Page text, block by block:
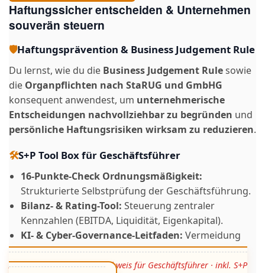
Haftungssicher entscheiden & Unternehmen
souverän steuern
🛡️Haftungsprävention & Business Judgement Rule
Du lernst, wie du die Business Judgement Rulesowie
die Organpflichten nach StaRUG und GmbHG
konsequent anwendest, um unternehmerische
Entscheidungen nachvollziehbar zu begründen und
persönliche Haftungsrisiken wirksam zu reduzieren.
🛠️S+P Tool Box für Geschäftsführer
16-Punkte-Check Ordnungsmäßigkeit:
Strukturierte Selbstprüfung der Geschäftsführung.
Bilanz- & Rating-Tool: Steuerung zentraler
Kennzahlen (EBITDA, Liquidität, Eigenkapital).
KI- & Cyber-Governance-Leitfaden: Vermeidung
von Haftungsrisiken aus NIS2 und EU AI Act.
Anerkannter Fachkundenachweis für Geschäftsführer · inkl. S+P